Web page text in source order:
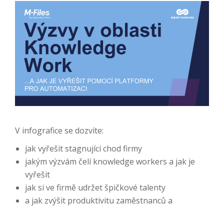
V infografice se dozvíte:
jak vyřešit stagnující chod firmy
jakým výzvám čelí knowledge workers a jak je
vyřešit
jak si ve firmě udržet špičkové talenty
a jak zvýšit produktivitu zaměstnanců a